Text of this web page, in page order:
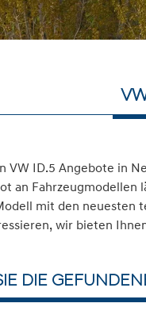
VW ID.5 Angebote in
an Fahrzeugmodellen
mit den
wir bieten
DIE